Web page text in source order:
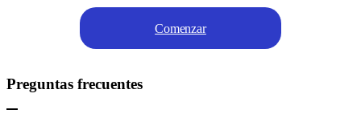
Comenzar
Preguntas frecuentes